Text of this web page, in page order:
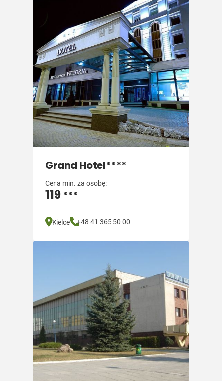
Grand Hotel****
Cena min. za osobę:
119***
Kielce +48 41 365 50 00